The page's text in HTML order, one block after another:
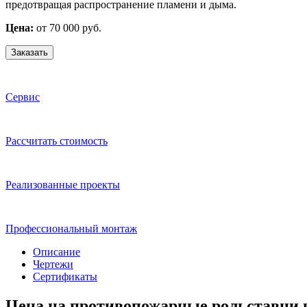
предотвращая распространение пламени и дыма.
Цена: от 70 000 руб.
Заказать
Сервис
Расcчитать стоимость
Реализованные проекты
Профессиональный монтаж
Описание
Чертежи
Сертификаты